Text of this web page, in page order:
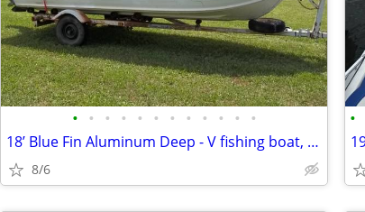
• • • • • • • • • • • •
18’ Blue Fin Aluminum Deep - V fishing boat, 115hp Mercury outboard, t
8/6
•